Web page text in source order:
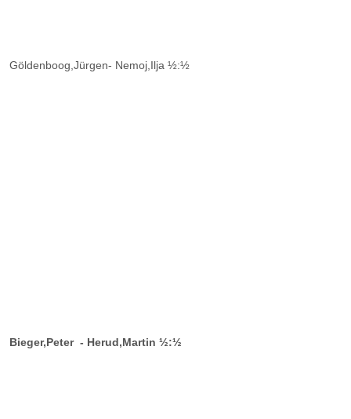
Göldenboog,Jürgen- Nemoj,Ilja ½:½
Bieger,Peter - Herud,Martin ½:½